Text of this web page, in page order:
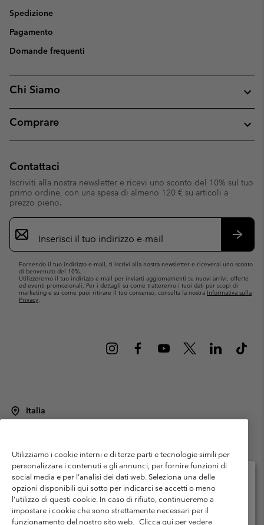
Spedizione
Pagamento
Domande frequenti
Chi Siamo
Comprare
Contattaci
Iscriviti alla nostra newsletter e ricevi uno sconto del 10% sul tuo
primo ordine, con una spesa di almeno 120 € su articoli a
prezzo pieno.
Iscrizione
e-
mail
Fornendo il tuo indirizzo e-mail, ti iscrivi alla nostra newsletter e riceverai uno sconto
di benvenuto del 10%.
Utilizzeremo il tuo indirizzo e-mail per inviarti aggiornamenti su nuovi arrivi, offerte
ed eventi promozionali. Per i dettagli su come tratteremo i tuoi dati per scopi di
marketing e su come puoi ritirare il tuo consenso, consulta la nostra Informativa sulla
Privacy.
Italia
Termini di utilizzo
Condizioni Generali di Venditaa
Garanzia
Politica sulla privacy
Termini e condizioni del programma di membership
Condizioni di utilizzo dei contenuti generati dagli utenti
Impressum
Utilizziamo i cookie interni e di terze parti e tecnologie simili per
personalizzare i contenuti e gli annunci, per fornire funzioni di
social media e per l'analisi dei dati web. Seleziona una delle
opzioni disponibili qui sotto per indicarci se accetti o meno
l'utilizzo di questi cookie. In caso di rifiuto, continueremo a
impostare i cookie che sono strettamente necessari per il
funzionamento del nostro sito web. Clicca qui per vedere
Seleziona il paese di spedizione e la lingua
Shopping online disponibile